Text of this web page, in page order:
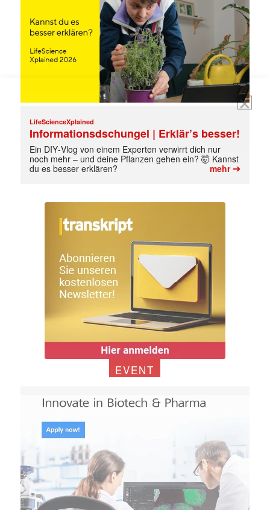
LifeScienceXplained
Informationsdschungel | Erklär’s besser!
Ein DIY‑Vlog von einem Experten verwirrt dich nur
noch mehr – und deine Pflanzen gehen ein? 🤯 Kannst
du es besser erklären?
mehr➔
EVENT